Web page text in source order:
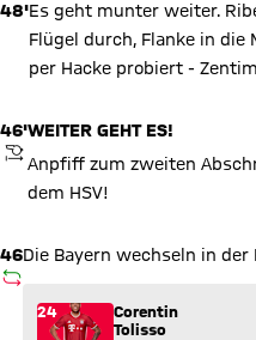
48'Es geht munter weiter.
Flügel durch, Flanke in
per Hacke probiert -
46'
ANPFIFF
WEITER GEHT ES!
Anpfiff zum zweiten
dem HSV!
46
AUSWECHSLUNG
Die Bayern wechseln in der
Wechsel: Corentin Tolisso
24
Corentin
Tolisso